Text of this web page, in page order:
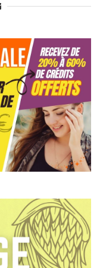
ésotérique, alliée à
sur notre existence
Par le biais de la
d’établir un lien
de bénéficier de
La quête de
spirituel riche et
nouveau à notre
des temps,
offrir aux hommes
des anges